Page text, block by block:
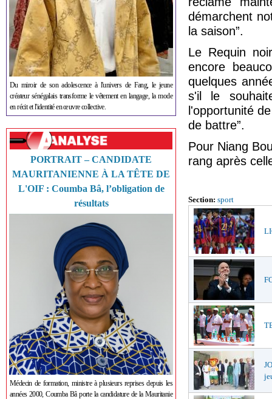
Du miroir de son adolescence à l'univers de Fang, le jeune
créateur sénégalais transforme le vêtement en langage, la mode
en récit et l'identité en œuvre collective.
PORTRAIT – CANDIDATE
MAURITANIENNE À LA TÊTE DE
L'OIF : Coumba Bâ, l’obligation de
résultats
Médecin de formation, ministre à plusieurs reprises depuis les
années 2000, Coumba Bâ porte la candidature de la Mauritanie
démarchent
la saison”.
Le Requin
encore
quelques
s'il le
l'opportunité
de battre”.
Pour Niang
rang après
Section: sport